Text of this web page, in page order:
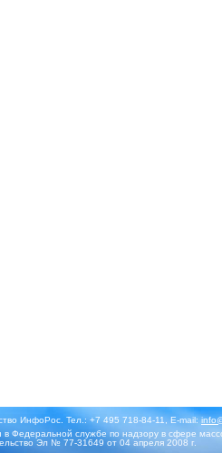
ИнфоРос. Тел.: +7 495 718-84-11, E-mail:
Федеральной службе по надзору в сфере
Эл № 77-31649 от 04 апреля 2008 г.